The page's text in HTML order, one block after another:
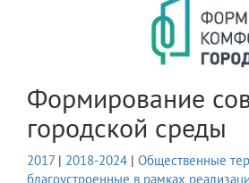
Формирование
городской среды
2017 | 2018-2024 | Общественные
благоустроенные в рамках